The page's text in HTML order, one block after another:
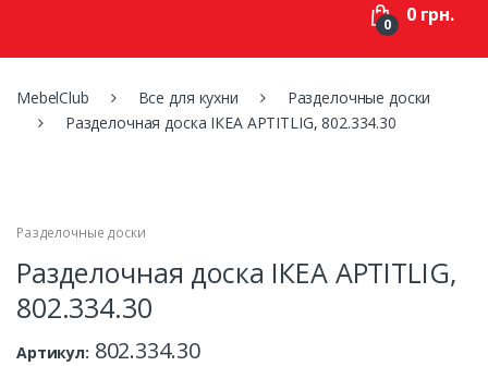
:
0 0 грн.
MebelClub Все для кухни
Разделочные доски
Разделочная доска ІКЕА APTITLIG, 802.334.30
Разделочные доски
Разделочная доска ІКЕА APTITLIG,
802.334.30
Артикул: 802.334.30